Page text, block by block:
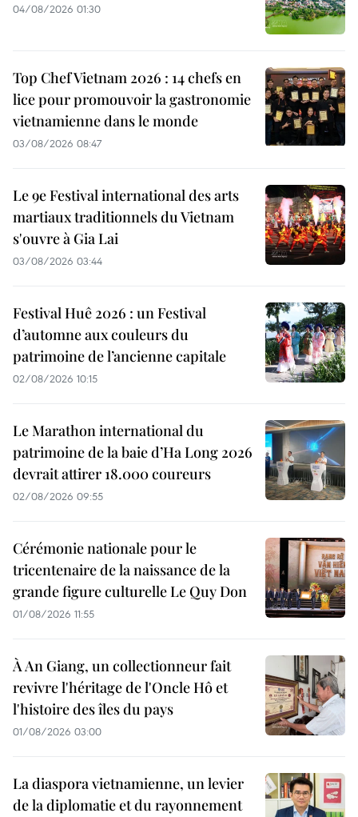
04/08/2026 01:30
Top Chef Vietnam 2026 : 14 chefs en
lice pour promouvoir la gastronomie
vietnamienne dans le monde
03/08/2026 08:47
Le 9e Festival international des arts
martiaux traditionnels du Vietnam
s'ouvre à Gia Lai
03/08/2026 03:44
Festival Huê 2026 : un Festival
d’automne aux couleurs du
patrimoine de l’ancienne capitale
02/08/2026 10:15
Le Marathon international du
patrimoine de la baie d’Ha Long 2026
devrait attirer 18.000 coureurs
02/08/2026 09:55
Cérémonie nationale pour le
tricentenaire de la naissance de la
grande figure culturelle Le Quy Don
01/08/2026 11:55
À An Giang, un collectionneur fait
revivre l'héritage de l'Oncle Hô et
l'histoire des îles du pays
01/08/2026 03:00
La diaspora vietnamienne, un levier
de la diplomatie et du rayonnement